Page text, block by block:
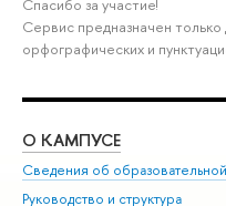
Спасибо за участие!
Сервис предназначен
орфографических и
О КАМПУСЕ
Сведения об
Руководство и структура